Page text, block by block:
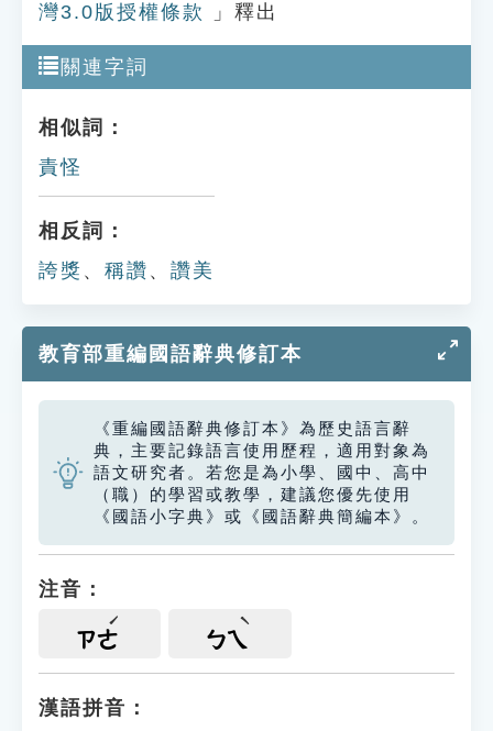
灣3.0版授權條款
」釋出
關連字詞
相似詞：
責怪
相反詞：
誇獎 、 稱讚 、 讚美
教育部重編國語辭典修訂本
《重編國語辭典修訂本》為歷史語言辭
典，主要記錄語言使用歷程，適用對象為
語文研究者。若您是為小學、國中、高中
（職）的學習或教學，建議您優先使用
《國語小字典》或《國語辭典簡編本》。
注音：
ㄗㄜ ㄅㄟ
漢語拼音：